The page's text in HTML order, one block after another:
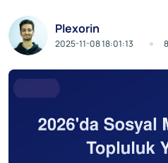
Plexorin
2025-11-08 18:01:13